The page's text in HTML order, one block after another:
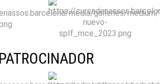
PATROCINADOR